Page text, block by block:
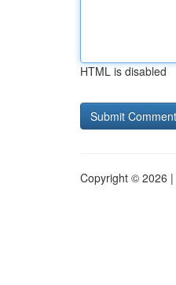
HTML is disabled
Copyright © 2026 |